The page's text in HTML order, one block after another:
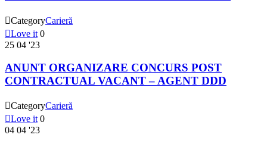
CategoryCarieră
Love it 0
25 04 '23
ANUNT ORGANIZARE CONCURS POST
CONTRACTUAL VACANT – AGENT DDD
CategoryCarieră
Love it 0
04 04 '23